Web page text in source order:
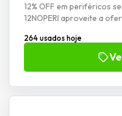
12% OFF em periféricos
12NOPERI aproveite a
264 usados hoje